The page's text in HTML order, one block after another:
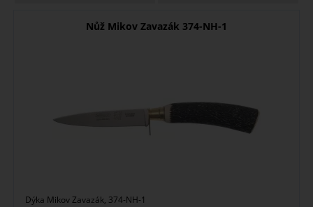
Nůž Mikov Zavazák 374-NH-1
Dýka Mikov Zavazák, 374-NH-1